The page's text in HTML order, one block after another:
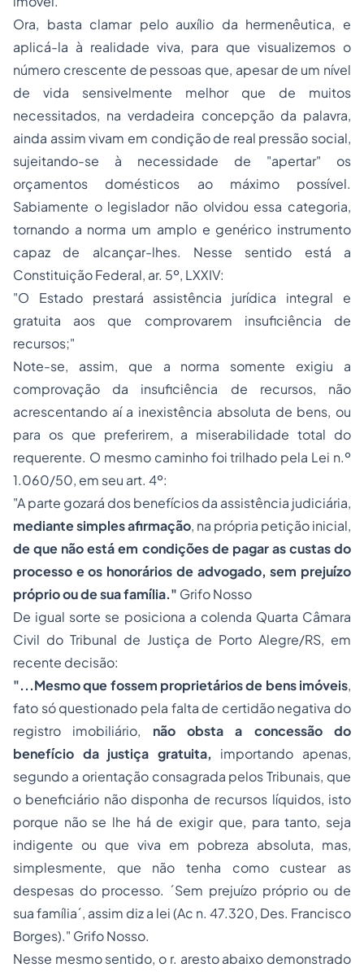
Ora, basta clamar pelo auxílio da hermenêutica, e
aplicá-la à realidade viva, para que visualizemos o
número crescente de pessoas que, apesar de um nível
de vida sensivelmente melhor que de muitos
necessitados, na verdadeira concepção da palavra,
ainda assim vivam em condição de real pressão social,
sujeitando-se à necessidade de "apertar" os
orçamentos domésticos ao máximo possível.
Sabiamente o legislador não olvidou essa categoria,
tornando a norma um amplo e genérico instrumento
capaz de alcançar-lhes. Nesse sentido está a
Constituição Federal, ar. 5º, LXXIV:
"O Estado prestará assistência jurídica integral e
gratuita aos que comprovarem insuficiência de
recursos;"
Note-se, assim, que a norma somente exigiu a
comprovação da insuficiência de recursos, não
acrescentando aí a inexistência absoluta de bens, ou
para os que preferirem, a miserabilidade total do
requerente. O mesmo caminho foi trilhado pela Lei n.º
1.060/50, em seu art. 4º:
"A parte gozará dos benefícios da assistência judiciária,
mediante simples afirmação, na própria petição inicial,
de que não está em condições de pagar as custas do
processo e os honorários de advogado, sem prejuízo
próprio ou de sua família." Grifo Nosso
De igual sorte se posiciona a colenda Quarta Câmara
Civil do Tribunal de Justiça de Porto Alegre/RS, em
recente decisão:
"...Mesmo que fossem proprietários de bens imóveis,
fato só questionado pela falta de certidão negativa do
registro imobiliário, não obsta a concessão do
benefício da justiça gratuita, importando apenas,
segundo a orientação consagrada pelos Tribunais, que
o beneficiário não disponha de recursos líquidos, isto
porque não se lhe há de exigir que, para tanto, seja
indigente ou que viva em pobreza absoluta, mas,
simplesmente, que não tenha como custear as
despesas do processo. ´Sem prejuízo próprio ou de
sua família´, assim diz a lei (Ac n. 47.320, Des. Francisco
Borges)." Grifo Nosso.
Nesse mesmo sentido, o r. aresto abaixo demonstrado